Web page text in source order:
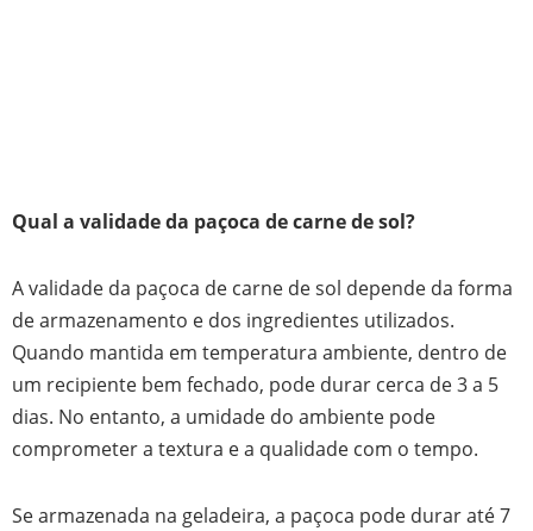
Qual a validade da paçoca de carne de sol?
A validade da paçoca de carne de sol depende da forma
de armazenamento e dos ingredientes utilizados.
Quando mantida em temperatura ambiente, dentro de
um recipiente bem fechado, pode durar cerca de 3 a 5
dias. No entanto, a umidade do ambiente pode
comprometer a textura e a qualidade com o tempo.
Se armazenada na geladeira, a paçoca pode durar até 7